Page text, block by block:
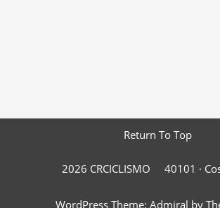
Return To Top
2026 CRCICLISMO 40101 ·
WordPress Theme: Admiral by